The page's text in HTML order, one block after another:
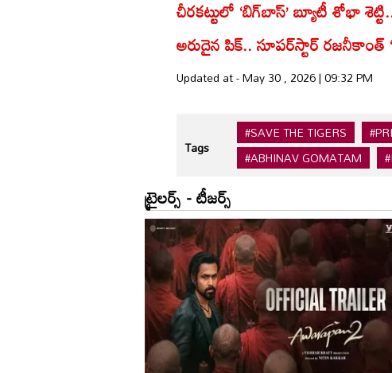
చీరకట్టులో ‘బిగ్‌బాస్’ బ్యూటీ శోభా
అరుదైన పిక్.. సూపర్‌స్టార్ రజనీకాంత్
Updated at - May 30 , 2026 | 09:32 PM
Tags
#SAVE THE TIGERS
#ABHINAV GOMATAM
ట్రైలర్స్ - టీజర్స్